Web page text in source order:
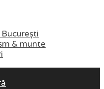
& munte